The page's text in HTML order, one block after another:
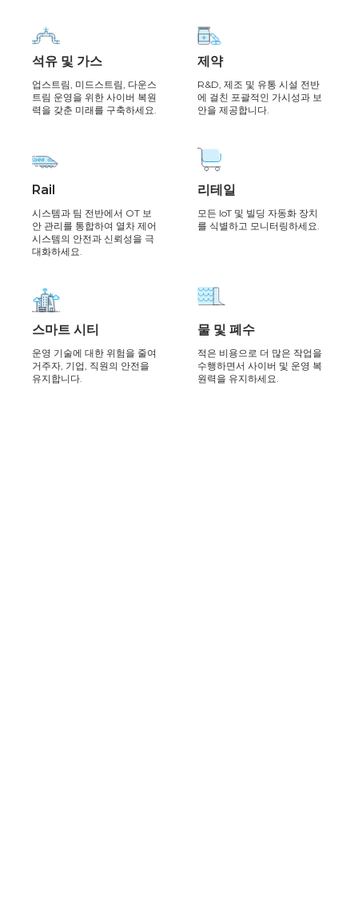
석유 및 가스
업스트림, 미드스트림, 다운스
트림 운영을 위한 사이버 복원
력을 갖춘 미래를 구축하세요.
제약
R&D, 제조 및 유통 시설 전반
에 걸친 포괄적인 가시성과 보
안을 제공합니다.
Rail
시스템과 팀 전반에서 OT 보
안 관리를 통합하여 열차 제어
시스템의 안전과 신뢰성을 극
대화하세요.
리테일
모든 IoT 및 빌딩 자동화 장치
를 식별하고 모니터링하세요.
스마트 시티
운영 기술에 대한 위험을 줄여
거주자, 기업, 직원의 안전을
유지합니다.
물 및 폐수
적은 비용으로 더 많은 작업을
수행하면서 사이버 및 운영 복
원력을 유지하세요.